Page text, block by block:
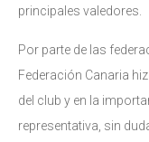
principales valedores.
Por parte de las
Federación Canaria
del club y en la
representativa, sin